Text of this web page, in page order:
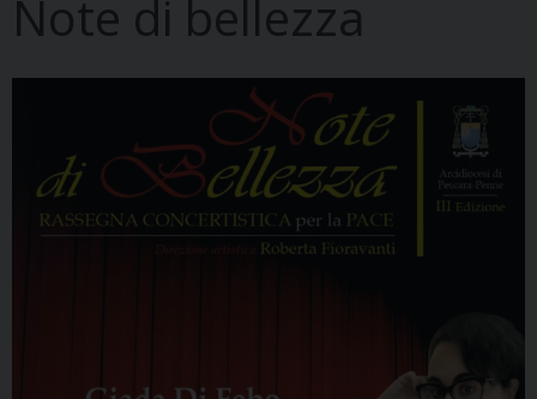
Note di bellezza